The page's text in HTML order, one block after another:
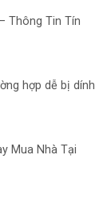
Thông Tin Tín
hợp dễ bị dính
Mua Nhà Tại